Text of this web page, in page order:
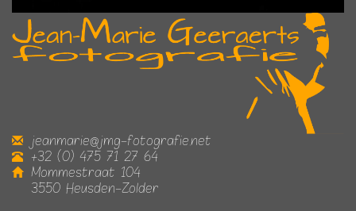
jeanmarie@jmg-fotografie.net
+32 (0) 475 71 27 64
Mommestraat 104
3550 Heusden-Zolder